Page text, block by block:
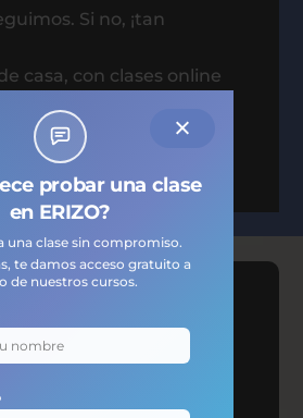
probar una clase
en ERIZO?
una clase sin compromiso.
te damos acceso gratuito a
de nuestros cursos.
Si no, ¡tan
casa, con clases online